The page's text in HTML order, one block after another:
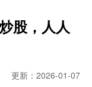
股，人人
更新：2026-01-07